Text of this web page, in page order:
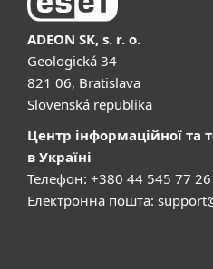
ADEON SK, s. r. o.
Geologická 34
821 06, Bratislava
Slovenská republika
Центр інформаційної та
в Україні
Телефон: +380 44 545 77 26
Електронна пошта: